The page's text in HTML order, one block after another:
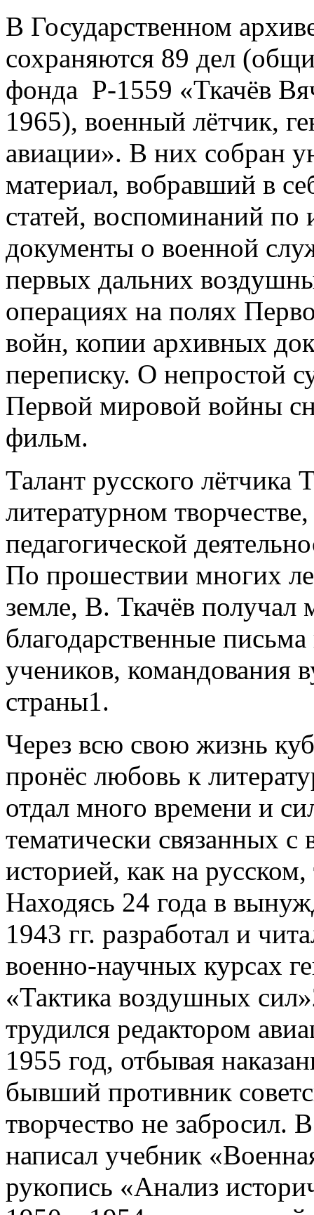
В Государственном
сохраняются 89 дел
фонда Р-1559 «Ткачёв
1965), военный лётчик,
авиации». В них собран
материал, вобравший в
статей, воспоминаний по
документы о военной
первых дальних
операциях на полях
войн, копии архивных
переписку. О непростой
Первой мировой войны
фильм.
Талант русского лётчика
литературном
педагогической
По прошествии многих
земле, В. Ткачёв получал
благодарственные
учеников, командования
страны1.
Через всю свою жизнь
пронёс любовь к
отдал много времени и
тематически связанных с
историей, как на
Находясь 24 года в
1943 гг. разработал и
военно-научных курсах
«Тактика воздушных
трудился редактором
1955 год, отбывая
бывший противник
творчество не
написал учебник
рукопись «Анализ